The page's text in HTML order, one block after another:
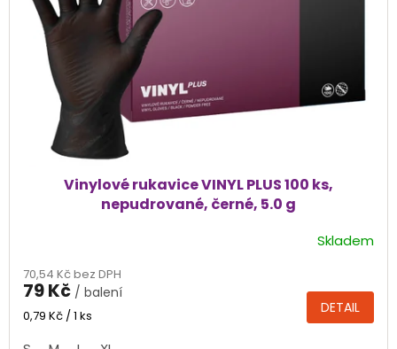
Vinylové rukavice VINYL PLUS 100 ks,
nepudrované, černé, 5.0 g
produktu
je
4,2
Skladem
70,54 Kč bez DPH
79 Kč / balení
Měrná
0,79 Kč / 1 ks DETAIL